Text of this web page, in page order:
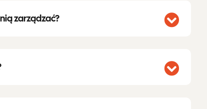
zarządzać?